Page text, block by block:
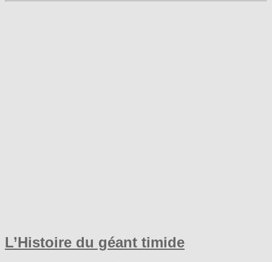
L’Histoire du géant timide